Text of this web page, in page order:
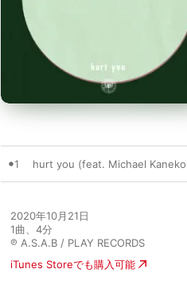
1 hurt you (feat. Michael
2020年10月21日
1曲、4分
℗ A.S.A.B / PLAY RECORDS
iTunes Storeでも購入可能